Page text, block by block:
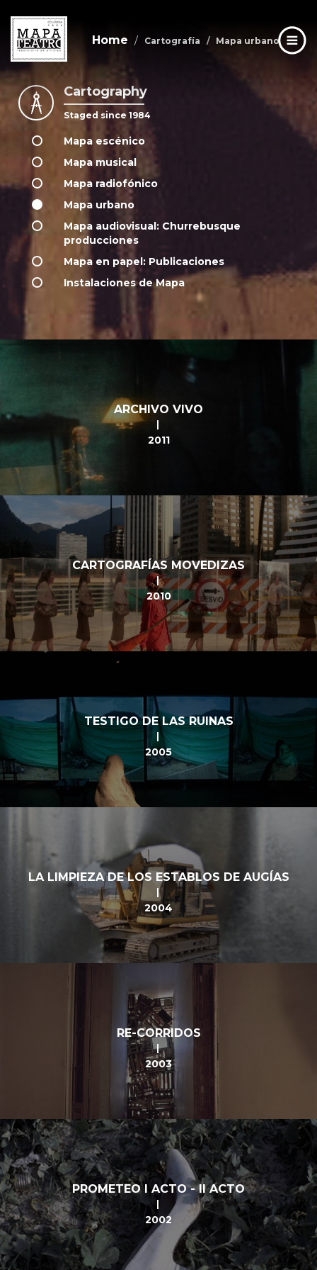
Skip
to
main
content
Home Cartografía Mapa urbano
Cartography
Staged since 1984
Mapa escénico
Mapa musical
Mapa radiofónico
Mapa urbano
Mapa audiovisual: Churrebusque
producciones
Mapa en papel: Publicaciones
Instalaciones de Mapa
ARCHIVO VIVO
2011
CARTOGRAFÍAS MOVEDIZAS
2010
TESTIGO DE LAS RUINAS
2005
LA LIMPIEZA DE LOS ESTABLOS DE AUGÍAS
2004
RE-CORRIDOS
2003
PROMETEO I ACTO - II ACTO
2002